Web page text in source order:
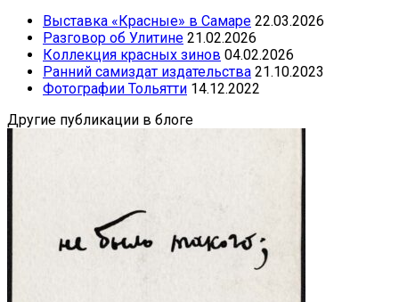
Выставка «Красные» в Самаре 22.03.2026
Разговор об Улитине 21.02.2026
Коллекция красных зинов 04.02.2026
Ранний самиздат издательства 21.10.2023
Фотографии Тольятти 14.12.2022
Другие публикации в блоге